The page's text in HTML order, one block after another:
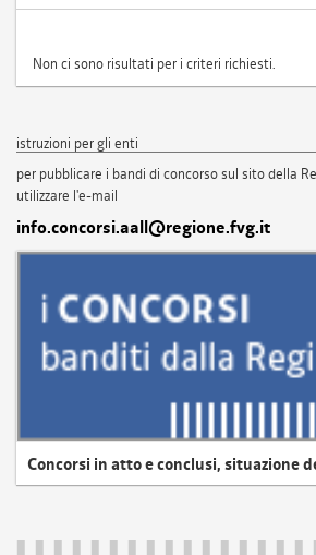
Non ci sono risultati per i criteri richiesti.
istruzioni per gli enti
per pubblicare i bandi di concorso sul sito della
utilizzare l'e-mail
info.concorsi.aall@regione.fvg.it
Concorsi in atto e conclusi, situazione